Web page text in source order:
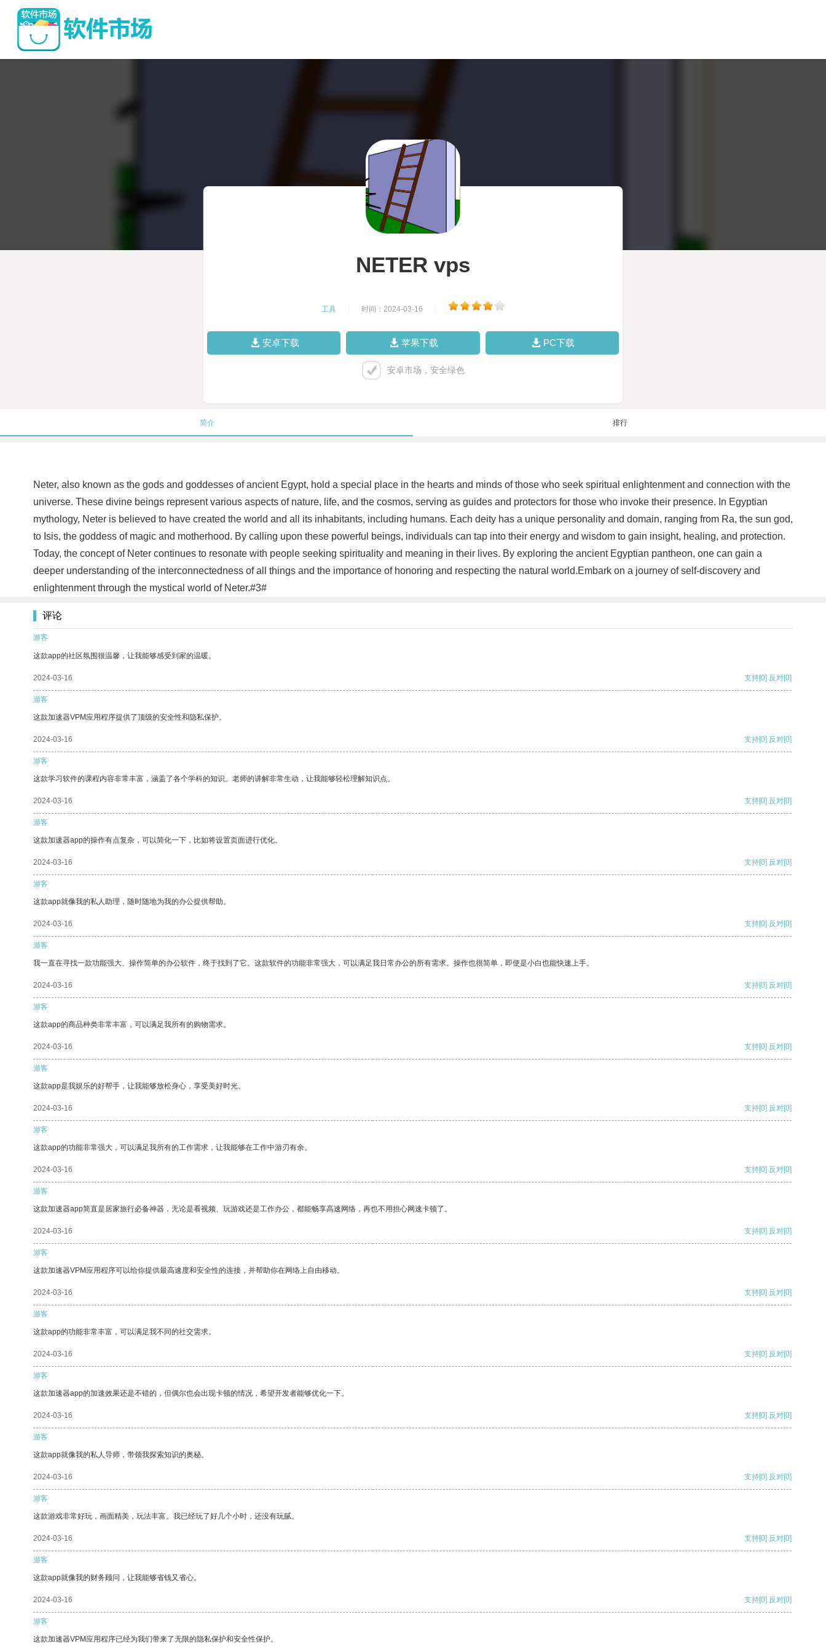
NETER vps
工具 时间：2024-03-16
安卓下载 苹果下载 PC下载
安卓市场，安全绿色
简介 排行
Neter, also known as the gods and goddesses of ancient Egypt, hold a special place in the hearts and minds of those who seek spiritual enlightenment and connection with the
universe. These divine beings represent various aspects of nature, life, and the cosmos, serving as guides and protectors for those who invoke their presence. In Egyptian
mythology, Neter is believed to have created the world and all its inhabitants, including humans. Each deity has a unique personality and domain, ranging from Ra, the sun god,
to Isis, the goddess of magic and motherhood. By calling upon these powerful beings, individuals can tap into their energy and wisdom to gain insight, healing, and protection.
Today, the concept of Neter continues to resonate with people seeking spirituality and meaning in their lives. By exploring the ancient Egyptian pantheon, one can gain a
deeper understanding of the interconnectedness of all things and the importance of honoring and respecting the natural world.Embark on a journey of self-discovery and
enlightenment through the mystical world of Neter.#3#
评论
游客
这款app的社区氛围很温馨，让我能够感受到家的温暖。
2024-03-16 支持[0] 反对[0]
游客
这款加速器VPM应用程序提供了顶级的安全性和隐私保护。
2024-03-16 支持[0] 反对[0]
游客
这款学习软件的课程内容非常丰富，涵盖了各个学科的知识。老师的讲解非常生动，让我能够轻松理解知识点。
2024-03-16 支持[0] 反对[0]
游客
这款加速器app的操作有点复杂，可以简化一下，比如将设置页面进行优化。
2024-03-16 支持[0] 反对[0]
游客
这款app就像我的私人助理，随时随地为我的办公提供帮助。
2024-03-16 支持[0] 反对[0]
游客
我一直在寻找一款功能强大、操作简单的办公软件，终于找到了它。这款软件的功能非常强大，可以满足我日常办公的所有需求。操作也很简单，即使是小白也能快速上手。
2024-03-16 支持[0] 反对[0]
游客
这款app的商品种类非常丰富，可以满足我所有的购物需求。
2024-03-16 支持[0] 反对[0]
游客
这款app是我娱乐的好帮手，让我能够放松身心，享受美好时光。
2024-03-16 支持[0] 反对[0]
游客
这款app的功能非常强大，可以满足我所有的工作需求，让我能够在工作中游刃有余。
2024-03-16 支持[0] 反对[0]
游客
这款加速器app简直是居家旅行必备神器，无论是看视频、玩游戏还是工作办公，都能畅享高速网络，再也不用担心网速卡顿了。
2024-03-16 支持[0] 反对[0]
游客
这款加速器VPM应用程序可以给你提供最高速度和安全性的连接，并帮助你在网络上自由移动。
2024-03-16 支持[0] 反对[0]
游客
这款app的功能非常丰富，可以满足我不同的社交需求。
2024-03-16 支持[0] 反对[0]
游客
这款加速器app的加速效果还是不错的，但偶尔也会出现卡顿的情况，希望开发者能够优化一下。
2024-03-16 支持[0] 反对[0]
游客
这款app就像我的私人导师，带领我探索知识的奥秘。
2024-03-16 支持[0] 反对[0]
游客
这款游戏非常好玩，画面精美，玩法丰富。我已经玩了好几个小时，还没有玩腻。
2024-03-16 支持[0] 反对[0]
游客
这款app就像我的财务顾问，让我能够省钱又省心。
2024-03-16 支持[0] 反对[0]
游客
这款加速器VPM应用程序已经为我们带来了无限的隐私保护和安全性保护。